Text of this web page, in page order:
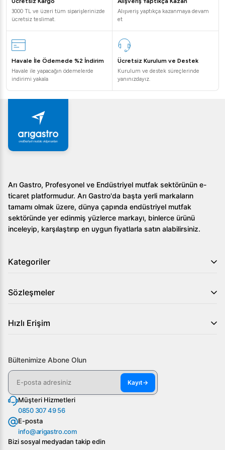
uzun yıllar güvenilir şekilde kullanılmasını sağlar.
Robot Coupe Parmak Patates Dilimleyici 10x16 mm
French Fries Kesme Diski, mutfak işlerinizde size hız ve
mükemmel sonuçlar sunarak işlerinizi kolaylaştırır. Bu
ürünü hemen mutfağınıza entegre edin ve farkı siz de
yaşayın!
3000 TL ve üzeri tüm siparişlerinizde
ücretsiz teslimat.
Alışveriş yaptıkça kazanmaya devam
et
Havale İle Ödemede %2 İndirim
Havale ile yapacağın ödemelerde
indirimi yakala
Ücretsiz Kurulum ve Destek
Kurulum ve destek süreçlerinde
yanınızdayız.
Arı Gastro, Profesyonel ve Endüstriyel mutfak sektörünün e-
ticaret platformudur. Arı Gastro'da başta yerli markaların
tamamı olmak üzere, dünya çapında endüstriyel mutfak
sektöründe yer edinmiş yüzlerce markayı, binlerce ürünü
inceleyip, karşılaştırıp en uygun fiyatlarla satın alabilirsiniz.
Kategoriler
Sözleşmeler
Hızlı Erişim
Bültenimize Abone Olun
Kayıt→
Müşteri Hizmetleri
0850 307 49 56
E-posta
info@arigastro.com
Bizi sosyal medyadan takip edin